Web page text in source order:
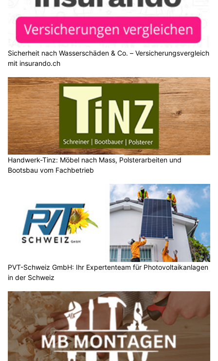
Sicherheit nach Wasserschäden & Co. – Versicherungsvergleich
mit insurando.ch
Handwerk-Tinz: Möbel nach Mass, Polsterarbeiten und
Bootsbau vom Fachbetrieb
PVT-Schweiz GmbH: Ihr Expertenteam für Photovoltaikanlagen
in der Schweiz